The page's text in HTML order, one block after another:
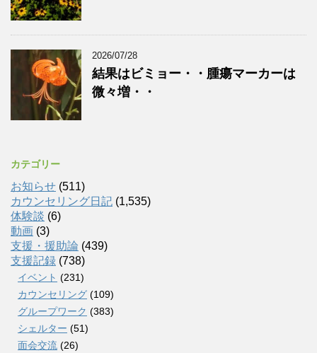
2026/07/28
結果はビミョー・・腫瘍マーカーは
微々増・・
カテゴリー
お知らせ (511)
カウンセリング日記 (1,535)
体験談 (6)
動画 (3)
支援・援助論 (439)
支援記録 (738)
イベント (231)
カウンセリング (109)
グループワーク (383)
シェルター (51)
面会交流 (26)